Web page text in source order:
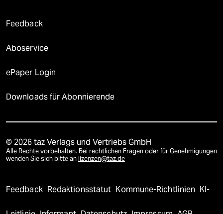
Feedback
Aboservice
ePaper Login
Downloads für Abonnierende
© 2026 taz Verlags und Vertriebs GmbH
Alle Rechte vorbehalten. Bei rechtlichen Fragen oder für Genehmigungen
wenden Sie sich bitte an lizenzen@taz.de
Feedback Redaktionsstatut Kommune-Richtlinien KI-